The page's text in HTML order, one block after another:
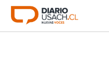
Click acá para ir